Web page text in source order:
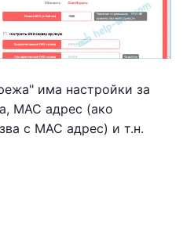
има настройки за
MAC адрес (ако
с MAC адрес) и т.н.